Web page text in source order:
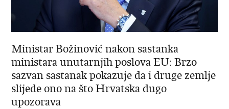
Ministar Božinović nakon sastanka
ministara unutarnjih poslova EU: Brzo
sazvan sastanak pokazuje da i druge zemlje
slijede ono na što Hrvatska dugo
upozorava